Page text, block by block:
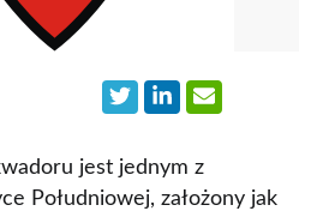
jest jednym z
Południowej, założony jak